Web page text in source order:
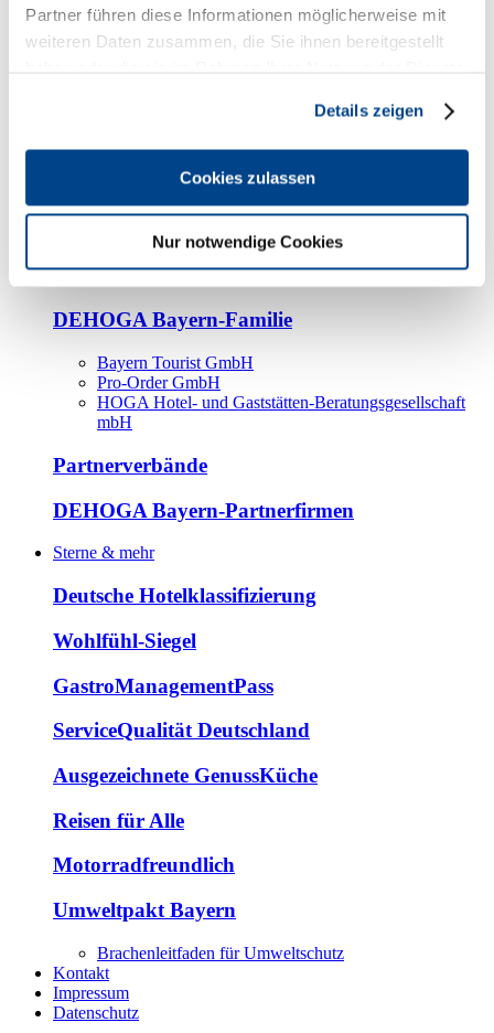
Partner führen diese Informationen möglicherweise mit
weiteren Daten zusammen, die Sie ihnen bereitgestellt
Details zeigen
Cookies zulassen
Nur notwendige Cookies
Kooperationspartner
Tourismusorganisationen
Bayern Tourismus Marketing GmbH
DEHOGA-Familie
Bundesverband
Fachverbände
DEHOGA Bayern-Familie
Bayern Tourist GmbH
Pro-Order GmbH
HOGA Hotel- und Gaststätten-Beratungsgesellschaft
mbH
Partnerverbände
DEHOGA Bayern-Partnerfirmen
Sterne & mehr
Deutsche Hotelklassifizierung
Wohlfühl-Siegel
GastroManagementPass
ServiceQualität Deutschland
Ausgezeichnete GenussKüche
Reisen für Alle
Motorradfreundlich
Umweltpakt Bayern
Brachenleitfaden für Umweltschutz
Kontakt
Impressum
Datenschutz